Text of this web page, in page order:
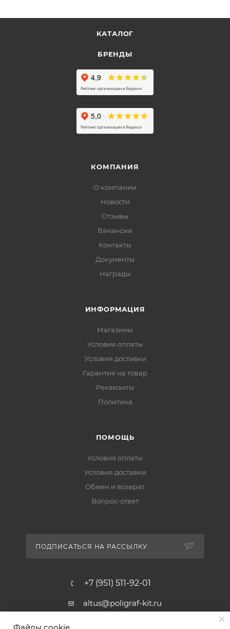
КАТАЛОГ
БРЕНДЫ
КОМПАНИЯ
О компании
Новости
Отзывы
Вакансии
Контакты
Документы
Награды
ИНФОРМАЦИЯ
Магазины
Условия оплаты
Условия доставки
Гарантия на товар
Реквизиты
Политика
ПОМОЩЬ
Условия оплаты
Условия доставки
Обмен и возврат
Вопрос-ответ
ПОДПИСАТЬСЯ НА РАССЫЛКУ
+7 (951) 511-92-01
altus@poligraf-kit.ru
Магазин-склад ТЦ "Альтус"